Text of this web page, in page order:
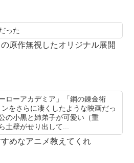
った
の原作無視したオリジナル展開
ーアカデミア」「鋼の錬金術
をさらに凄くしたような映画だっ
小黒と姉弟子が可愛い（重
壁がせり出して...
すめなアニメ教えてくれ